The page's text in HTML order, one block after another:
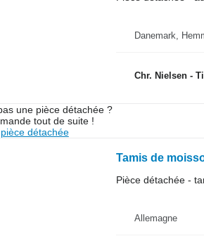
Danemark,
Chr. Nielsen -
une pièce détachée ?
tout de suite !
détachée
Pièce détachée -
Allemagne